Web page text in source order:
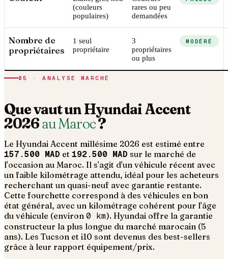
(couleurs
populaires)
rares ou peu
demandées
Nombre de
propriétaires
1 seul
propriétaire
3
propriétaires
ou plus
MODÉRÉ
05 · ANALYSE MARCHÉ
Que vaut unHyundaiAccent
2026au Maroc?
Le Hyundai Accent millésime 2026 est estimé entre
157.500 MAD et 192.500 MAD sur le marché de
l'occasion au Maroc. Il s'agit d'un véhicule récent avec
un faible kilométrage attendu, idéal pour les acheteurs
recherchant un quasi-neuf avec garantie restante.
Cette fourchette correspond à des véhicules en bon
état général, avec un kilométrage cohérent pour l'âge
du véhicule (environ 0 km). Hyundai offre la garantie
constructeur la plus longue du marché marocain (5
ans). Les Tucson et i10 sont devenus des best-sellers
grâce à leur rapport équipement/prix.